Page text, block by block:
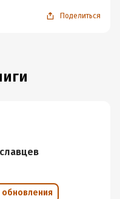
Поделиться
обновления